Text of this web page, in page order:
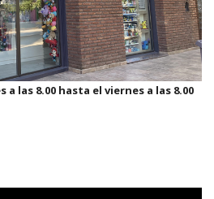
a las 8.00 hasta el viernes a las 8.00